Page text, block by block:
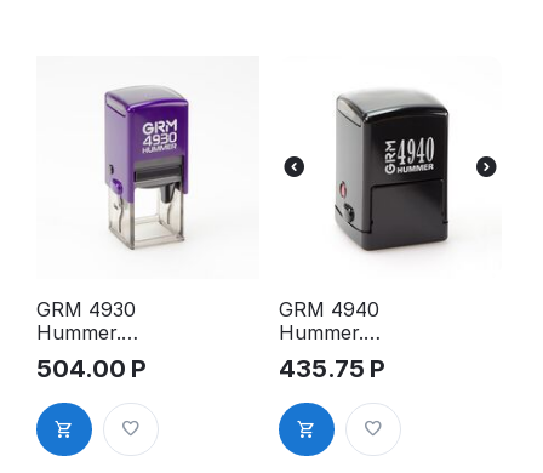
GRM 4930
Hummer.
Оснастка
для печати,
31х31 мм,
корпус
фиолетовый
504.00 Р
GRM 4940
Hummer.
Оснастка
для печати в
боксе,
40х40 мм,
корпус
435.75 Р